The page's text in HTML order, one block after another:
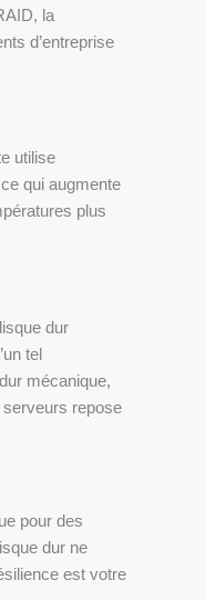
la
d’entreprise
utilise
qui augmente
plus
dur
tel
mécanique,
repose
pour des
dur ne
est votre